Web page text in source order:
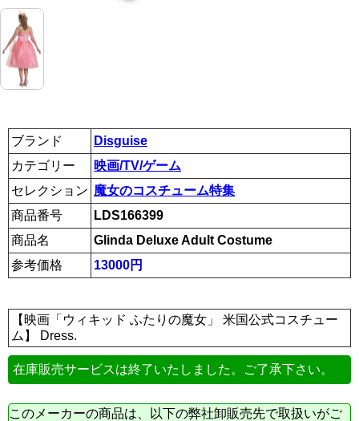
ブランド
Disguise
カテゴリー
映画/TV/ゲーム
セレクション 魔女のコスチューム特集
商品番号
LDS166399
商品名
Glinda Deluxe Adult Costume
参考価格
13000円
【映画「ウィキッド ふたりの魔女」 米国公式コスチュー
ム】 Dress.
在庫販売サービスは終了いたしました。ご了承下さい。
このメーカーの商品は、以下の弊社卸販売先で取扱いがご